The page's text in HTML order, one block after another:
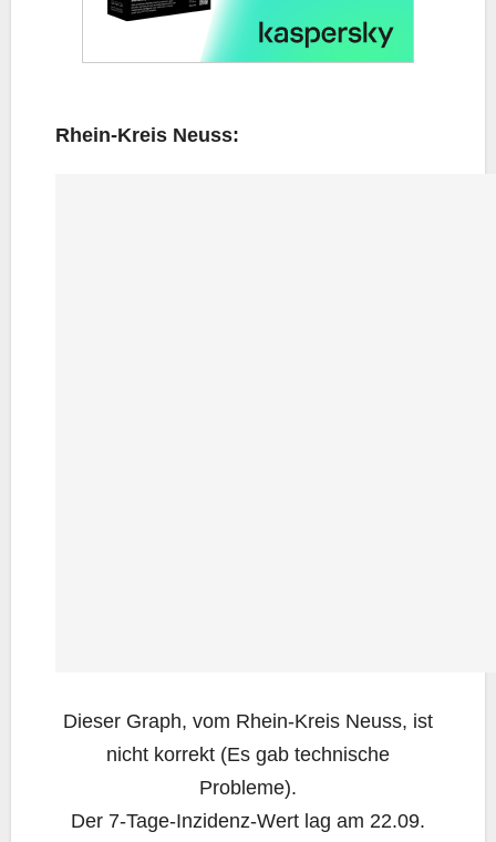
Rhein-Kreis Neuss:
Die­ser Graph, vom Rhein-Kreis Neuss, ist
nicht kor­rekt (Es gab tech­ni­sche
Probleme).
Der 7‑Ta­ge-Inzi­denz-Wert lag am 22.09.